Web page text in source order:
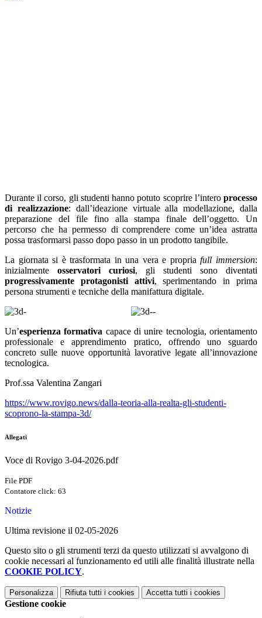
Durante il corso, gli studenti hanno potuto scoprire l’intero processo
di realizzazione: dall’ideazione virtuale alla modellazione, dalla
preparazione del file fino alla stampa finale dell’oggetto. Un
percorso che ha permesso di comprendere come un’idea astratta
possa trasformarsi passo dopo passo in un prodotto tangibile.
La giornata si è trasformata in una vera e propriafull immersion:
inizialmente osservatori curiosi, gli studenti sono diventati
progressivamente
protagonisti attivi, sperimentando in prima
persona strumenti e tecniche della manifattura digitale.
Un’esperienza formativa capace di unire tecnologia, orientamento
professionale e apprendimento pratico, offrendo uno sguardo
concreto sulle nuove opportunità lavorative legate all’innovazione
tecnologica.
Prof.ssa Valentina Zangari
https://www.rovigo.news/dalla-teoria-alla-realta-gli-studenti-
scoprono-la-stampa-3d/
Allegati
Voce di Rovigo 3-04-2026.pdf
File PDF
Contatore click: 63
Notizie
Ultima revisione il 02-05-2026
Questo sito o gli strumenti terzi da questo utilizzati si avvalgono di
cookie necessari al funzionamento ed utili alle finalità illustrate nella
COOKIE POLICY.
Personalizza Rifiuta tutti i cookies Accetta tutti i cookies
Gestione cookie